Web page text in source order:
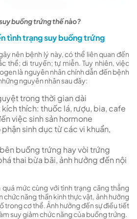
buồng trứng thế nào?
tình trạng suy buồng trứng
nên bệnh lý này, có thể liên quan đến
thể; di truyền; tự miễn. Tuy nhiên, việc
là nguyên nhân chính dẫn đến bệnh
nguyên nhân sau đây:
trong thời gian dài
thích: thuốc lá, rượu, bia, cafe
việc sinh sản hormone
sinh dục từ các vi khuẩn,
buồng trứng hay vòi trứng
thai bừa bãi, ảnh hưởng đến nội
quá mức cùng với tình trạng căng thẳng
chức năng thần kinh thực vật, ảnh hưởng
trong cơ thể. Ảnh hưởng đến sự điều tiết
suy giảm chức năng của buồng trứng.